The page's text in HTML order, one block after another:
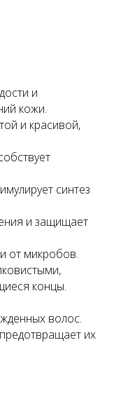
и
кожи.
и красивой,
синтез
и защищает
от микробов.
концы.
волос.
их